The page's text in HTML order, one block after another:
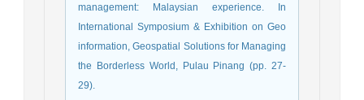
management: Malaysian experience. In
International Symposium & Exhibition on Geo
information, Geospatial Solutions for Managing
the Borderless World, Pulau Pinang (pp. 27-
29).